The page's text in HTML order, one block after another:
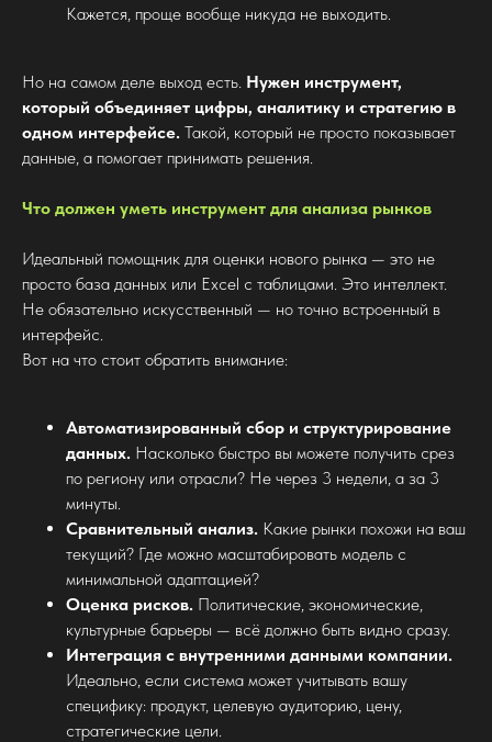
Кажется, проще вообще никуда не выходить.
Но на самом деле выход есть. Нужен инструмент,
который объединяет цифры, аналитику и стратегию в
одном интерфейсе. Такой, который не просто показывает
данные, а помогает принимать решения.
Что должен уметь инструмент для анализа рынков
Идеальный помощник для оценки нового рынка — это не
просто база данных или Excel с таблицами. Это интеллект.
Не обязательно искусственный — но точно встроенный в
интерфейс.
Вот на что стоит обратить внимание:
Автоматизированный сбор и структурирование
данных. Насколько быстро вы можете получить срез
по региону или отрасли? Не через 3 недели, а за 3
минуты.
Сравнительный анализ. Какие рынки похожи на ваш
текущий? Где можно масштабировать модель с
минимальной адаптацией?
Оценка рисков. Политические, экономические,
культурные барьеры — всё должно быть видно сразу.
Интеграция с внутренними данными компании.
Идеально, если система может учитывать вашу
специфику: продукт, целевую аудиторию, цену,
стратегические цели.